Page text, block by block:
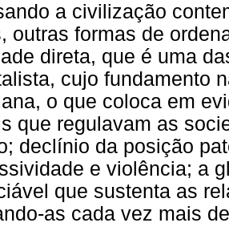
a civilização
outras formas de
direta, que é uma
cujo fundamento
o que coloca em
que regulavam as
declínio da posição
e violência; a
que sustenta as
as cada vez mais